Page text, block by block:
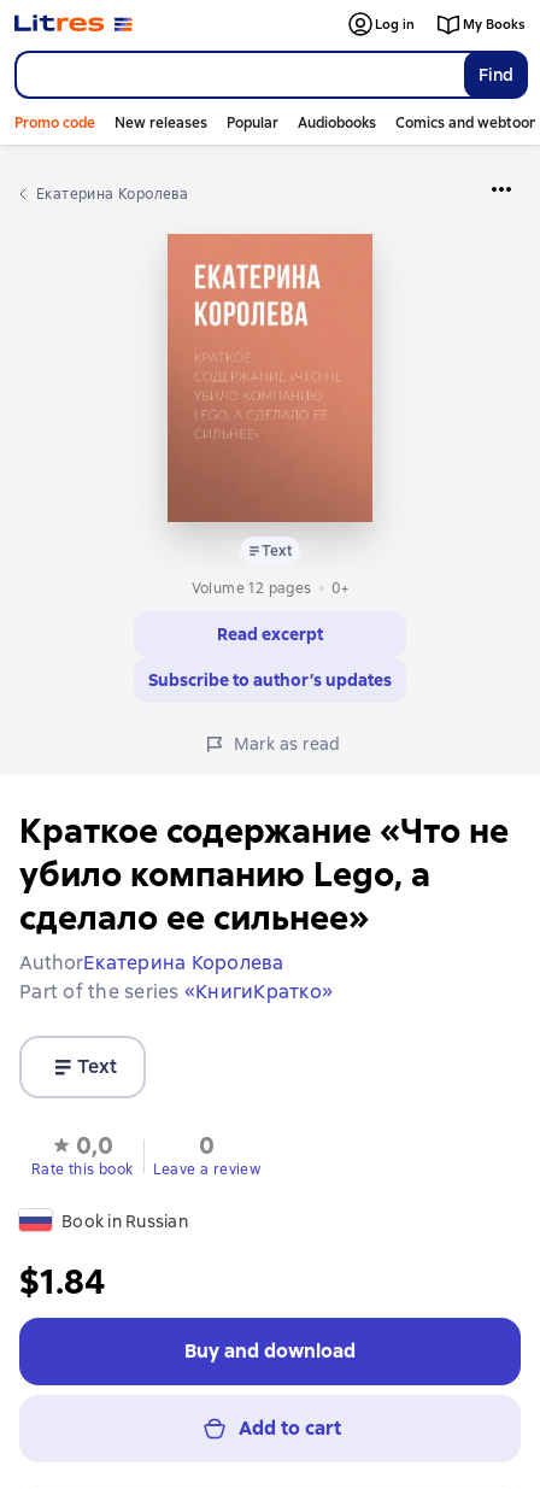
Find
Log in My Books
Promo code New releases Popular Audiobooks Comics and
Екатерина Королева
Text
Volume 12 pages
0+
Read excerpt
Subscribe to author’s updates
Mark as read
Краткое содержание «Что не
убило компанию Lego, а
сделало ее сильнее»
AuthorЕкатерина Королева
Part of the series «КнигиКратко»
Text
0,0
Rate this book
0
Leave a review
Book in Russian
$1.84
Buy and download
Add to cart